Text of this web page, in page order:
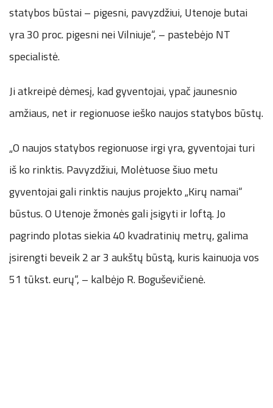
statybos būstai – pigesni, pavyzdžiui, Utenoje butai
yra 30 proc. pigesni nei Vilniuje“, – pastebėjo NT
specialistė.
Ji atkreipė dėmesį, kad gyventojai, ypač jaunesnio
amžiaus, net ir regionuose ieško naujos statybos būstų.
„O naujos statybos regionuose irgi yra, gyventojai turi
iš ko rinktis. Pavyzdžiui, Molėtuose šiuo metu
gyventojai gali rinktis naujus projekto „Kirų namai“
būstus. O Utenoje žmonės gali įsigyti ir loftą. Jo
pagrindo plotas siekia 40 kvadratinių metrų, galima
įsirengti beveik 2 ar 3 aukštų būstą, kuris kainuoja vos
51 tūkst. eurų“, – kalbėjo R. Boguševičienė.